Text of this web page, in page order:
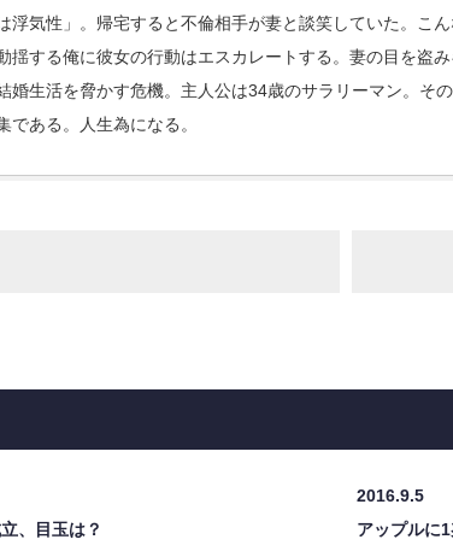
浮気性」。帰宅すると不倫相手が妻と談笑していた。こ
揺する俺に彼女の行動はエスカレートする。妻の目を盗
婚生活を脅かす危機。主人公は34歳のサラリーマン。そ
である。人生為になる。
、目玉は？
2016.9.5
アップルに